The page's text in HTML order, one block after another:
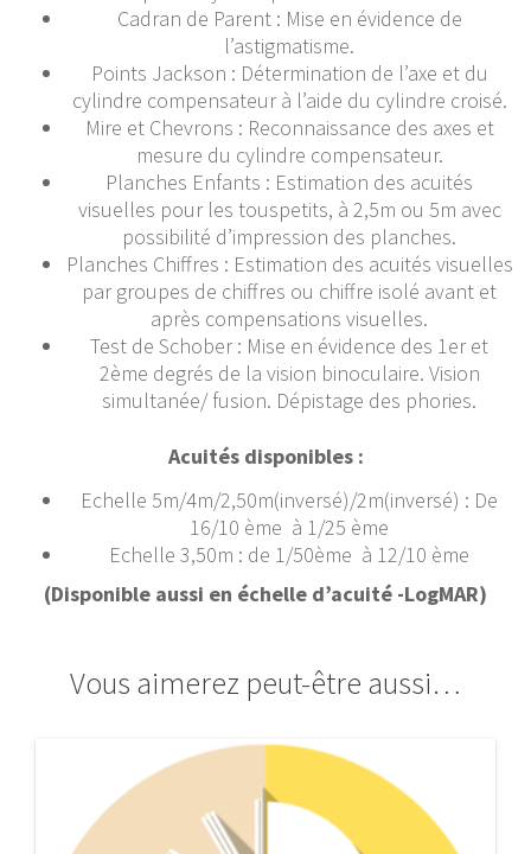
Cadran de Parent : Mise en évidence de
l’astigmatisme.
Points Jackson : Détermination de l’axe et du
cylindre compensateur à l’aide du cylindre croisé.
Mire et Chevrons : Reconnaissance des axes et
mesure du cylindre compensateur.
Planches Enfants : Estimation des acuités
visuelles pour les touspetits, à 2,5m ou 5m avec
possibilité d’impression des planches.
Planches Chiffres : Estimation des acuités visuelles
par groupes de chiffres ou chiffre isolé avant et
après compensations visuelles.
Test de Schober : Mise en évidence des 1er et
2ème degrés de la vision binoculaire. Vision
simultanée/ fusion. Dépistage des phories.
Acuités disponibles :
Echelle 5m/4m/2,50m(inversé)/2m(inversé) : De
16/10 ème à 1/25 ème
Echelle 3,50m : de 1/50ème à 12/10 ème
(Disponible aussi en échelle d’acuité -LogMAR)
Vous aimerez peut-être aussi…